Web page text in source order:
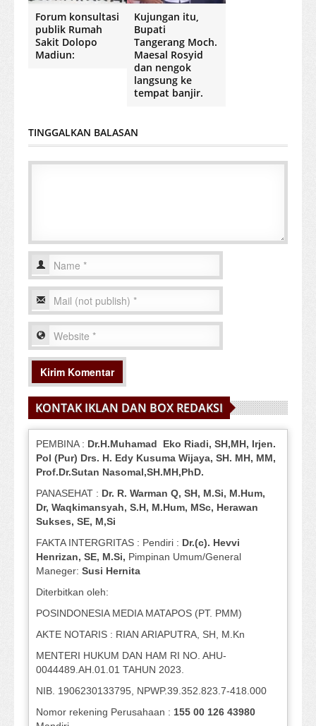
Forum konsultasi
publik Rumah
Sakit Dolopo
Madiun:
Kujungan itu,
Bupati
Tangerang Moch.
Maesal Rosyid
dan nengok
langsung ke
tempat banjir.
TINGGALKAN BALASAN
KONTAK IKLAN DAN BOX REDAKSI
PEMBINA : Dr.H.Muhamad Eko Riadi, SH,MH, Irjen.
Pol (Pur) Drs. H. Edy Kusuma Wijaya, SH. MH, MM,
Prof.Dr.Sutan Nasomal,SH.MH,PhD.
PANASEHAT : Dr. R. Warman Q, SH, M.Si, M.Hum,
Dr, Waqkimansyah, S.H, M.Hum, MSc, Herawan
Sukses, SE, M,Si
FAKTA INTERGRITAS : Pendiri : Dr.(c). Hevvi
Henrizan, SE, M.Si, Pimpinan Umum/General
Maneger: Susi Hernita
Diterbitkan oleh:
POSINDONESIA MEDIA MATAPOS (PT. PMM)
AKTE NOTARIS : RIAN ARIAPUTRA, SH, M.Kn
MENTERI HUKUM DAN HAM RI NO. AHU-
0044489.AH.01.01 TAHUN 2023.
NIB. 1906230133795, NPWP.39.352.823.7-418.000
Nomor rekening Perusahaan : 155 00 126 43980